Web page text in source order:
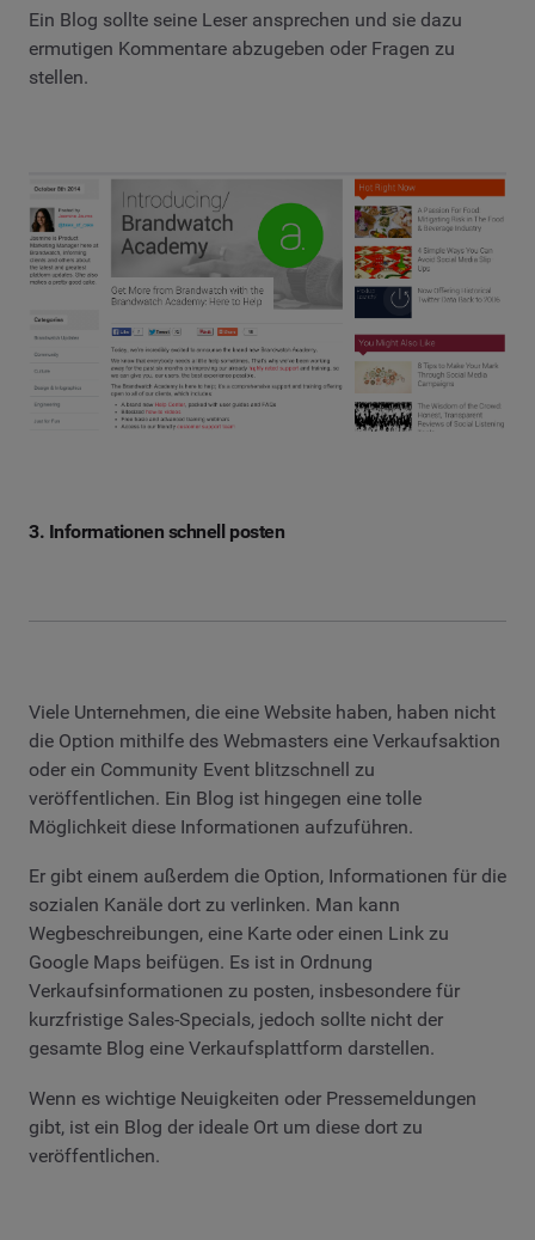
Ein Blog sollte seine Leser ansprechen und sie dazu
ermutigen Kommentare abzugeben oder Fragen zu
stellen.
3. Informationen schnell posten
Viele Unternehmen, die eine Website haben, haben nicht
die Option mithilfe des Webmasters eine Verkaufsaktion
oder ein Community Event blitzschnell zu
veröffentlichen. Ein Blog ist hingegen eine tolle
Möglichkeit diese Informationen aufzuführen.
Er gibt einem außerdem die Option, Informationen für die
sozialen Kanäle dort zu verlinken. Man kann
Wegbeschreibungen, eine Karte oder einen Link zu
Google Maps beifügen. Es ist in Ordnung
Verkaufsinformationen zu posten, insbesondere für
kurzfristige Sales-Specials, jedoch sollte nicht der
gesamte Blog eine Verkaufsplattform darstellen.
Wenn es wichtige Neuigkeiten oder Pressemeldungen
gibt, ist ein Blog der ideale Ort um diese dort zu
veröffentlichen.